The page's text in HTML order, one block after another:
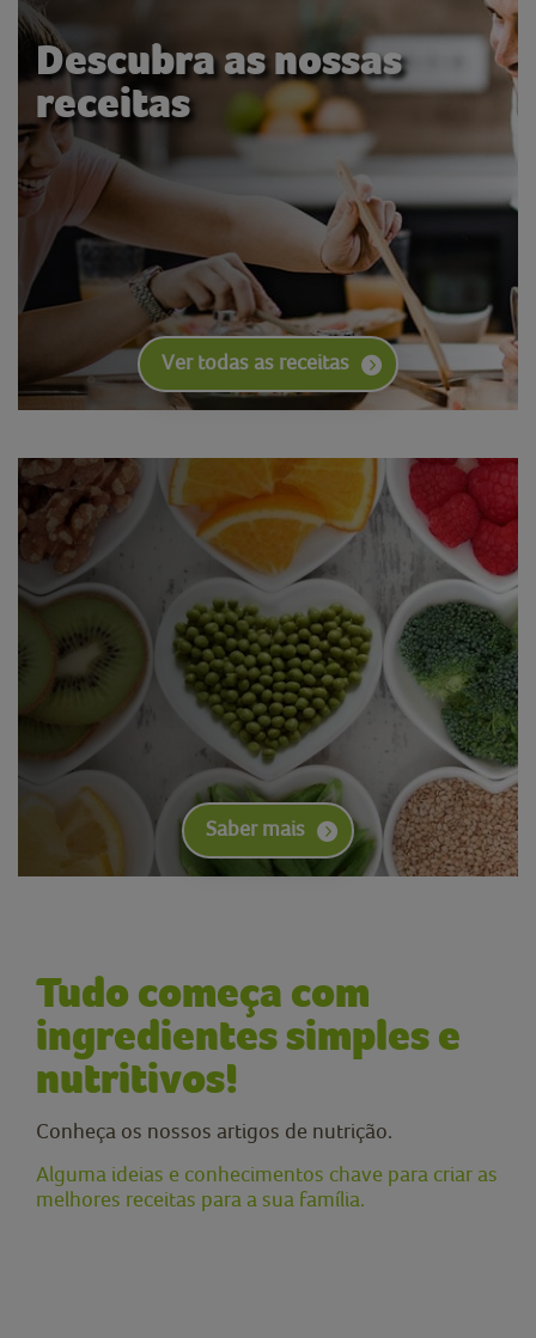
Descubra as nossas
receitas
Ver todas as receitas
Saber mais
Tudo começa com
ingredientes simples e
nutritivos!
Conheça os nossos artigos de nutrição.
Alguma ideias e conhecimentos chave para criar as
melhores receitas para a sua família.